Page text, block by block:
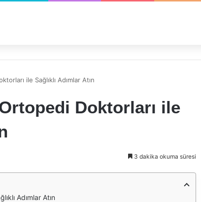
ile Sağlıklı Adımlar Atın
Doktorları ile
3 dakika okuma süresi
Adımlar Atın